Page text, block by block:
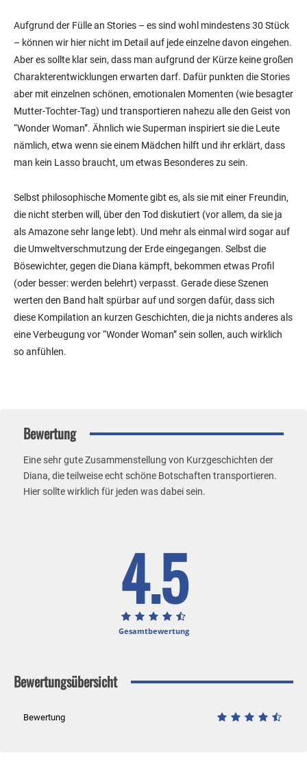
Aufgrund der Fülle an Stories – es sind wohl mindestens 30 Stück
– können wir hier nicht im Detail auf jede einzelne davon eingehen.
Aber es sollte klar sein, dass man aufgrund der Kürze keine großen
Charakterentwicklungen erwarten darf. Dafür punkten die Stories
aber mit einzelnen schönen, emotionalen Momenten (wie besagter
Mutter-Tochter-Tag) und transportieren nahezu alle den Geist von
“Wonder Woman”. Ähnlich wie Superman inspiriert sie die Leute
nämlich, etwa wenn sie einem Mädchen hilft und ihr erklärt, dass
man kein Lasso braucht, um etwas Besonderes zu sein.
Selbst philosophische Momente gibt es, als sie mit einer Freundin,
die nicht sterben will, über den Tod diskutiert (vor allem, da sie ja
als Amazone sehr lange lebt). Und mehr als einmal wird sogar auf
die Umweltverschmutzung der Erde eingegangen. Selbst die
Bösewichter, gegen die Diana kämpft, bekommen etwas Profil
(oder besser: werden belehrt) verpasst. Gerade diese Szenen
werten den Band halt spürbar auf und sorgen dafür, dass sich
diese Kompilation an kurzen Geschichten, die ja nichts anderes als
eine Verbeugung vor “Wonder Woman” sein sollen, auch wirklich
so anfühlen.
Bewertung
Eine sehr gute Zusammenstellung von Kurzgeschichten der
Diana, die teilweise echt schöne Botschaften transportieren.
Hier sollte wirklich für jeden was dabei sein.
4.5
Gesamtbewertung
Bewertungsübersicht
Bewertung